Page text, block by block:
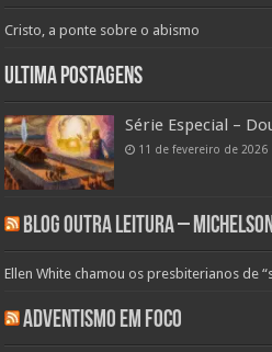
Cristo, a ponte sobre o abismo
Ultima Postagens
Série Especial –
11 de fevereiro de 2026
Blog Outra Leitura –
Ellen White chamou os presbiterianos de
Adventismo em Foco